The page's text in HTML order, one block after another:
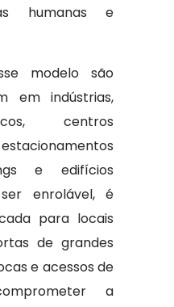
humanas e
modelo são
em indústrias,
centros
e edifícios
enrolável, é
para locais
de grandes
e acessos de
a